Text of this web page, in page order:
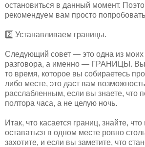
остановиться в данный момент.
рекомендуем вам просто
2️⃣ Устанавливаем границы.
Следующий совет — это одна из
разговора, а именно — ГРАНИЦЫ. Вы
то время, которое вы собираетесь
либо месте, это даст вам
расслабленным, если вы знаете, что
полтора часа, а не целую ночь.
Итак, что касается границ, знайте,
оставаться в одном месте ровно
захотите, и если вы заметите, что